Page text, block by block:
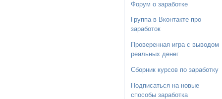
Форум о заработке
Группа в Вконтакте про
заработок
Проверенная игра с выводом
реальных денег
Сборник курсов по заработку
Подписаться на новые
способы заработка